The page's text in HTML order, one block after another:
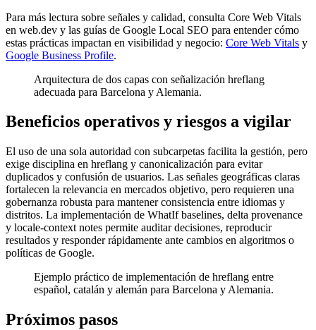
Para más lectura sobre señales y calidad, consulta Core Web Vitals
en web.dev y las guías de Google Local SEO para entender cómo
estas prácticas impactan en visibilidad y negocio: Core Web Vitals y
Google Business Profile.
Arquitectura de dos capas con señalización hreflang
adecuada para Barcelona y Alemania.
Beneficios operativos y riesgos a vigilar
El uso de una sola autoridad con subcarpetas facilita la gestión, pero
exige disciplina en hreflang y canonicalización para evitar
duplicados y confusión de usuarios. Las señales geográficas claras
fortalecen la relevancia en mercados objetivo, pero requieren una
gobernanza robusta para mantener consistencia entre idiomas y
distritos. La implementación de WhatIf baselines, delta provenance
y locale-context notes permite auditar decisiones, reproducir
resultados y responder rápidamente ante cambios en algoritmos o
políticas de Google.
Ejemplo práctico de implementación de hreflang entre
español, catalán y alemán para Barcelona y Alemania.
Próximos pasos